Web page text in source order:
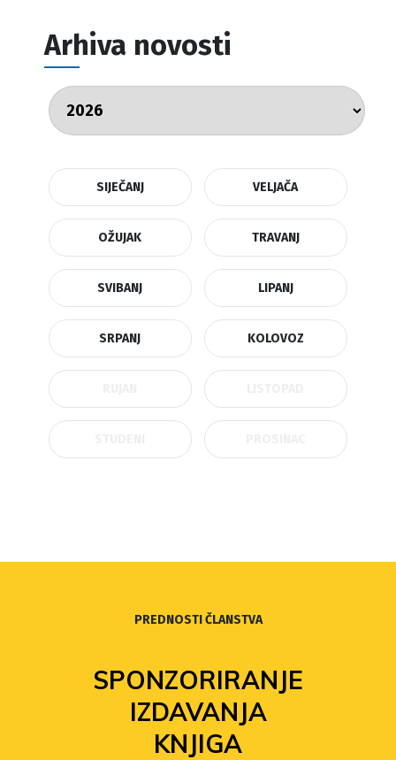
Arhiva novosti
SIJEČANJ VELJAČA
OŽUJAK TRAVANJ
SVIBANJ LIPANJ
SRPANJ KOLOVOZ
PREDNOSTI ČLANSTVA
SPONZORIRANJE
IZDAVANJA
KNJIGA